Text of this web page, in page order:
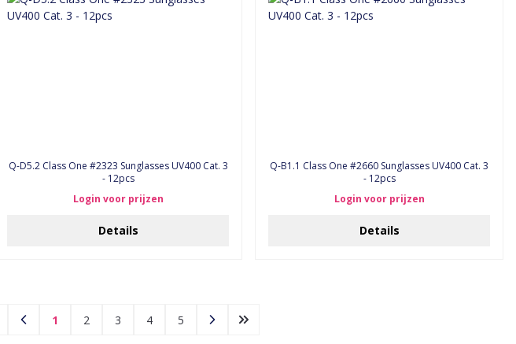
Q-D5.2 Class One #2323 Sunglasses UV400 Cat. 3
- 12pcs
Login voor prijzen
Details
Q-B1.1 Class One #2660 Sunglasses UV400 Cat. 3
- 12pcs
Login voor prijzen
Details
1 2 3 4 5